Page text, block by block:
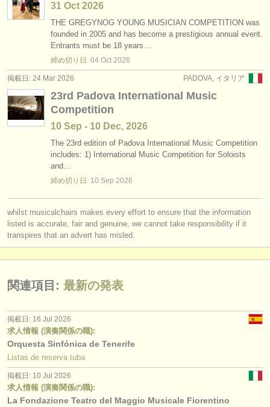
オーケストラ
音楽学校
ユース オーケストラ
musicalchairs:
musicalchairsについて
お問い合わせ
rss feeds
クラシック音楽ニュース
掲載方法
find out about ourATS
31 Oct 2026
THE GREGYNOG YOUNG MUSICIAN COMPETITION was
founded in 2005 and has become a prestigious annual event.
Entrants must be 18 years…
締め切り日: 04 Oct 2026
PADOVA, イタリア
掲載日: 24 Mar 2026
23rd Padova International Music
Competition
10 Sep - 10 Dec, 2026
The 23rd edition of Padova International Music Competition
includes: 1) International Music Competition for Soloists
and…
締め切り日: 10 Sep 2026
whilst musicalchairs makes every effort to ensure that the information
listed is accurate, fair and genuine, we cannot take responsibility if it
transpires that an advert has misled.
関連項目: 最新の発表
掲載日: 16 Jul 2026
求人情報 (演奏関係の職):
Orquesta Sinfónica de Tenerife
Listas de reserva tuba
掲載日: 10 Jul 2026
求人情報 (演奏関係の職):
La Fondazione Teatro del Maggio Musicale Fiorentino